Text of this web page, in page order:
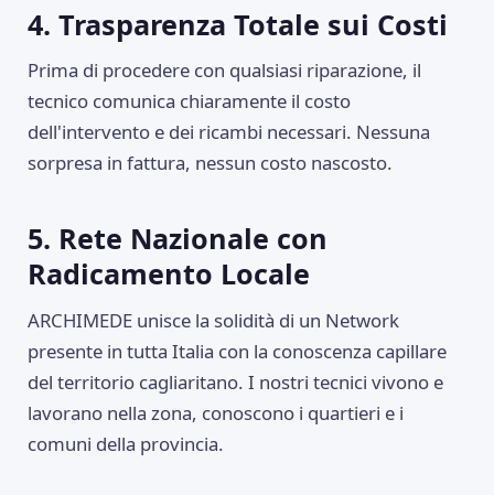
4. Trasparenza Totale sui Costi
Prima di procedere con qualsiasi riparazione, il
tecnico comunica chiaramente il costo
dell'intervento e dei ricambi necessari. Nessuna
sorpresa in fattura, nessun costo nascosto.
5. Rete Nazionale con
Radicamento Locale
ARCHIMEDE unisce la solidità di un Network
presente in tutta Italia con la conoscenza capillare
del territorio cagliaritano. I nostri tecnici vivono e
lavorano nella zona, conoscono i quartieri e i
comuni della provincia.